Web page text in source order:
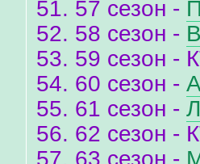
51. 57 сезон -
52. 58 сезон -
53. 59 сезон -
54. 60 сезон -
55. 61 сезон -
56. 62 сезон -
57. 63 сезон -